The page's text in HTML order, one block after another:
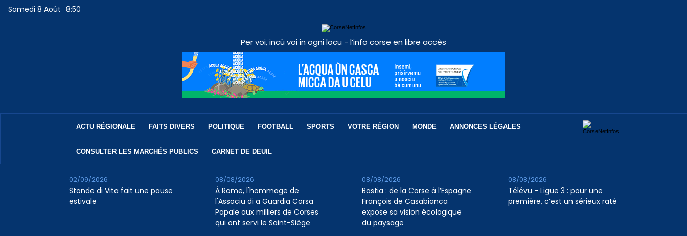
Samedi 8 Août 8:50
Per voi, incù voi in ogni locu - l’info corse en libre accès
ACTU RÉGIONALE FAITS DIVERS POLITIQUE FOOTBALL SPORTS VOTRE RÉGION MONDE ANNONCES LÉGALES
CONSULTER LES MARCHÉS PUBLICS CARNET DE DEUIL
Stonde di Vita fait une pause
estivale
02/09/2026
À Rome, l'hommage de
l'Associu di a Guardia Corsa
Papale aux milliers de Corses
qui ont servi le Saint-Siège
08/08/2026
Bastia : de la Corse à l’Espagne
François de Casabianca
expose sa vision écologique
du paysage
08/08/2026
Télévu - Ligue 3 : pour une
première, c’est un sérieux raté
08/08/2026